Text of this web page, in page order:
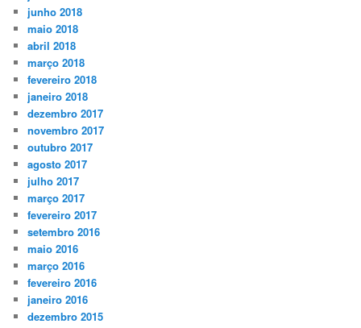
junho 2018
maio 2018
abril 2018
março 2018
fevereiro 2018
janeiro 2018
dezembro 2017
novembro 2017
outubro 2017
agosto 2017
julho 2017
março 2017
fevereiro 2017
setembro 2016
maio 2016
março 2016
fevereiro 2016
janeiro 2016
dezembro 2015